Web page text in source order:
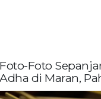
Foto-Foto
Adha di Maran,